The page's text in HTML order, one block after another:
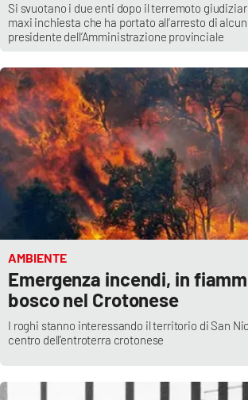
Ilreggino.it
Ilvibonese.it
Catanzarochannel.it
Android
Apple
Si svuotano i due enti dopo il terremoto
maxi inchiesta che ha portato all’arresto di
presidente dell’Amministrazione provinciale
AMBIENTE
Emergenza incendi, in
bosco nel Crotonese
I roghi stanno interessando il territorio di San
centro dell'entroterra crotonese